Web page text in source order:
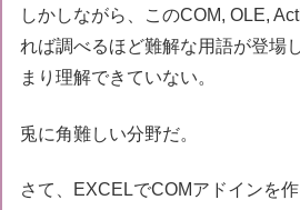
しかしながら、このCOM, OLE,
れば調べるほど難解な用語が登場
まり理解できていない。
兎に角難しい分野だ。
さて、EXCELでCOMアドインを